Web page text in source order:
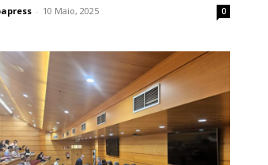
- 10 Maio, 2025 0